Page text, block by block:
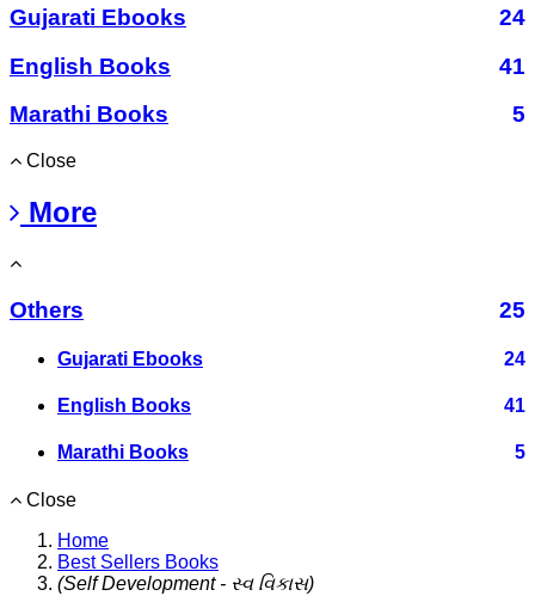
Gujarati Ebooks
24
English Books
41
Marathi Books
5
Close
More
Others 25
Gujarati Ebooks 24
English Books 41
Marathi Books 5
Close
Home
Best Sellers Books
(Self Development - સ્વ વિકાસ)